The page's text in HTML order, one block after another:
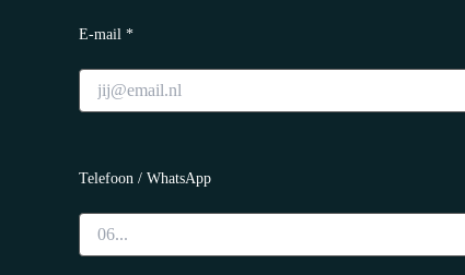
E-mail *
Telefoon / WhatsApp